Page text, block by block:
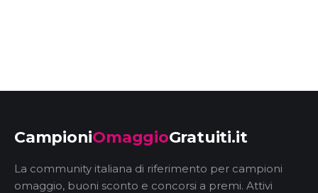
CampioniOmaggioGratuiti.it
La community italiana di riferimento per campioni
omaggio, buoni sconto e concorsi a premi. Attivi